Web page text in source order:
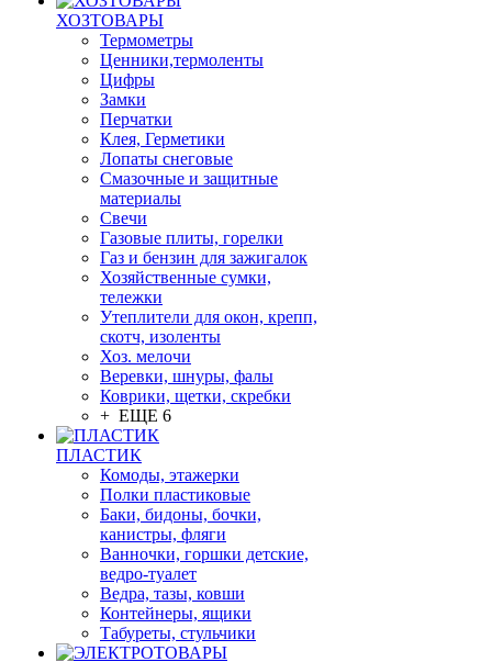
ХОЗТОВАРЫ
Термометры
Ценники,термоленты
Цифры
Замки
Перчатки
Клея, Герметики
Лопаты снеговые
Смазочные и защитные
материалы
Свечи
Газовые плиты, горелки
Газ и бензин для зажигалок
Хозяйственные сумки,
тележки
Утеплители для окон, крепп,
скотч, изоленты
Хоз. мелочи
Веревки, шнуры, фалы
Коврики, щетки, скребки
+ ЕЩЕ 6
ПЛАСТИК
Комоды, этажерки
Полки пластиковые
Баки, бидоны, бочки,
канистры, фляги
Ванночки, горшки детские,
ведро-туалет
Ведра, тазы, ковши
Контейнеры, ящики
Табуреты, стульчики